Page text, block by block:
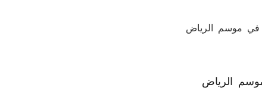
في موسم الرياض
الرياض